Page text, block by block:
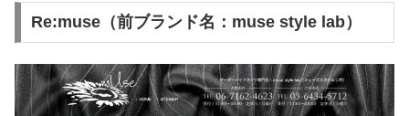
Re:muse（前ブランド名：muse style lab）